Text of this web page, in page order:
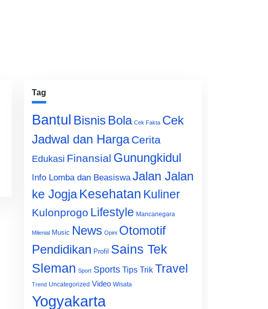
Tag
Bantul Bisnis Bola Cek Fakta Cek
Jadwal dan Harga Cerita
Edukasi Finansial Gunungkidul
Info Lomba dan Beasiswa Jalan Jalan
ke Jogja Kesehatan Kuliner
Kulonprogo Lifestyle Mancanegara
Milenial Music News Opini Otomotif
Pendidikan Profil Sains Tek
Sleman Sport Sports Tips Trik Travel
Trend Uncategorized Video Wisata
Yogyakarta